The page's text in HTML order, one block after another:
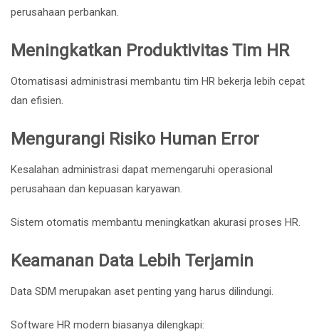
perusahaan perbankan.
Meningkatkan Produktivitas Tim HR
Otomatisasi administrasi membantu tim HR bekerja lebih cepat
dan efisien.
Mengurangi Risiko Human Error
Kesalahan administrasi dapat memengaruhi operasional
perusahaan dan kepuasan karyawan.
Sistem otomatis membantu meningkatkan akurasi proses HR.
Keamanan Data Lebih Terjamin
Data SDM merupakan aset penting yang harus dilindungi.
Software HR modern biasanya dilengkapi: